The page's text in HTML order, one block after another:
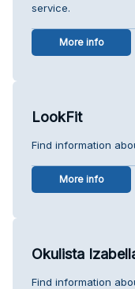
service.
More info
LookFit
Find information
More info
Okulista
Find information